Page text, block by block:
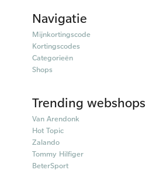
Navigatie
Mijnkortingscode
Kortingscodes
Categorieën
Shops
Trending webshops
Van Arendonk
Hot Topic
Zalando
Tommy Hilfiger
BeterSport